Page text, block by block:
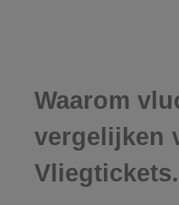
Waarom
vergelijken